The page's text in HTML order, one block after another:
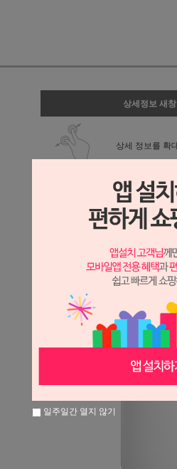
상세정보 새
상세 정보를 확
일주일간 열지 않기